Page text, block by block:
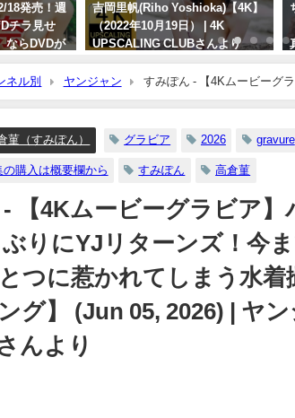
18発売！週
チラ見せ
ならDVDが
奈 Hina
15日） | 週
週刊プレ
吉岡里帆(Riho Yoshioka)【4K】
（2022年10月19日） | 4K
UPSCALING CLUBさんより
ネル別 ヤンジャン
すみぽん - 【4Kムービーグ
大人なすみぽんの視線ひとつひとつに惹かれてしまう
菫（すみぽん） グラビア 2026 gravure
購入は概要欄から すみぽん 高倉菫
【4Kムービーグラビア
りにYJリターンズ！今
つに惹かれてしまう水着
グ】 (Jun 05, 2026) | ヤ
んより